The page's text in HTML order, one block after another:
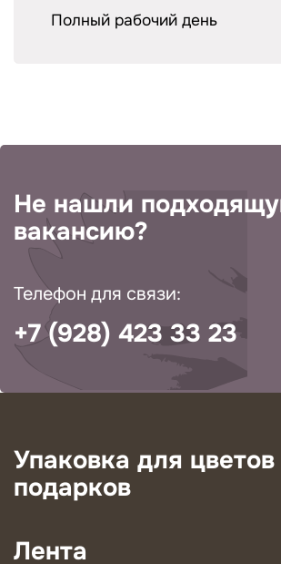
Полный рабочий день
Не нашли
вакансию?
Телефон для связи:
+7 (928) 423 33 23
Упаковка для цветов
подарков
Лента